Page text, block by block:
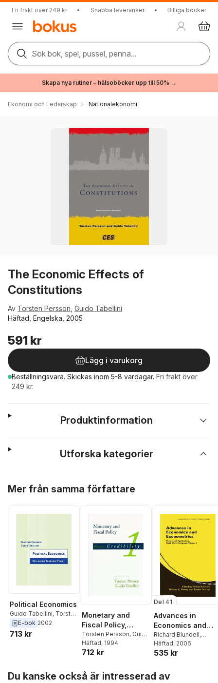
Fri frakt över 249 kr • Snabba leveranser • Billiga böcker
Sök bok, spel, pussel, penna...
Skapa nya rutiner – hälsoböcker upp till 50% →
Ekonomi och Ledarskap Nationalekonomi
The Economic Effects of
Constitutions
Av Torsten Persson Guido Tabellini
Häftad, Engelska, 2005
591 kr
Lägg i varukorg
Beställningsvara. Skickas inom 5-8 vardagar. Fri frakt över
249 kr.
Produktinformation
Utforska kategorier
Mer från samma författare
Political Economics
Guido Tabellini, Torsten
Persson
E-bok 2002
713 kr
Monetary and
Fiscal Policy,
Volume 1:
Credibility
Torsten Persson, Guido
Tabellini
Häftad, 1994
712 kr
Del 41
Advances in
Economics and
Econometrics
Richard Blundell,
Whitney K. Newey
Torsten Persson
Häftad, 2006
535 kr
Du kanske också är intresserad av